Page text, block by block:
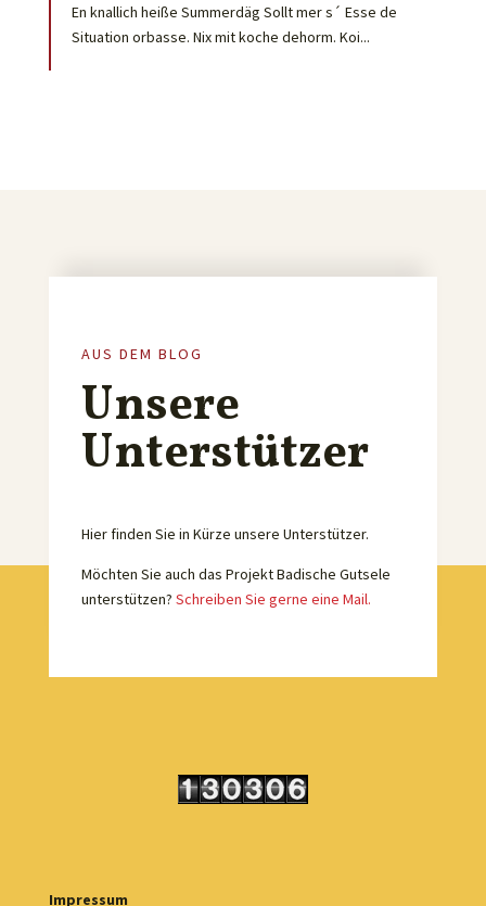
En knallich heiße Summerdäg Sollt mer s´ Esse de
Situation orbasse. Nix mit koche dehorm. Koi...
AUS DEM BLOG
Unsere
Unterstützer
Hier finden Sie in Kürze unsere Unterstützer.
Möchten Sie auch das Projekt Badische Gutsele
unterstützen? Schreiben Sie gerne eine Mail.
Impressum